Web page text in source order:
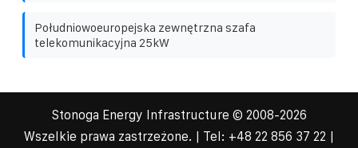
Południowoeuropejska zewnętrzna szafa
telekomunikacyjna 25kW
Stonoga Energy Infrastructure © 2008-2026
Wszelkie prawa zastrzeżone. | Tel: +48 22 856 37 22